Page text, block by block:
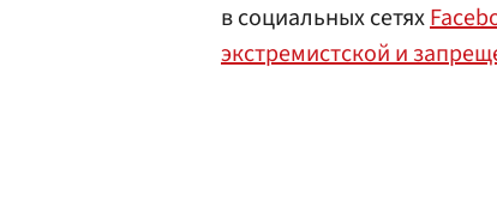
в социальных сетях
экстремистской и